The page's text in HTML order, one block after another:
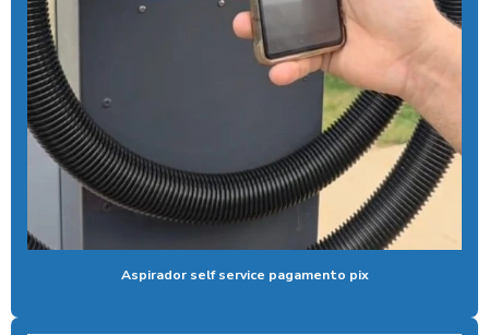
Controlador de ducha para quiosque
Controlador de tempo de banho
Controlador de tempo chuveiro
Desengraxante alcalino biodegradavel
Detergente para lavar caminhões
Ducha automatica para carros
Ducha automotivaAspirador self service pagamento pix